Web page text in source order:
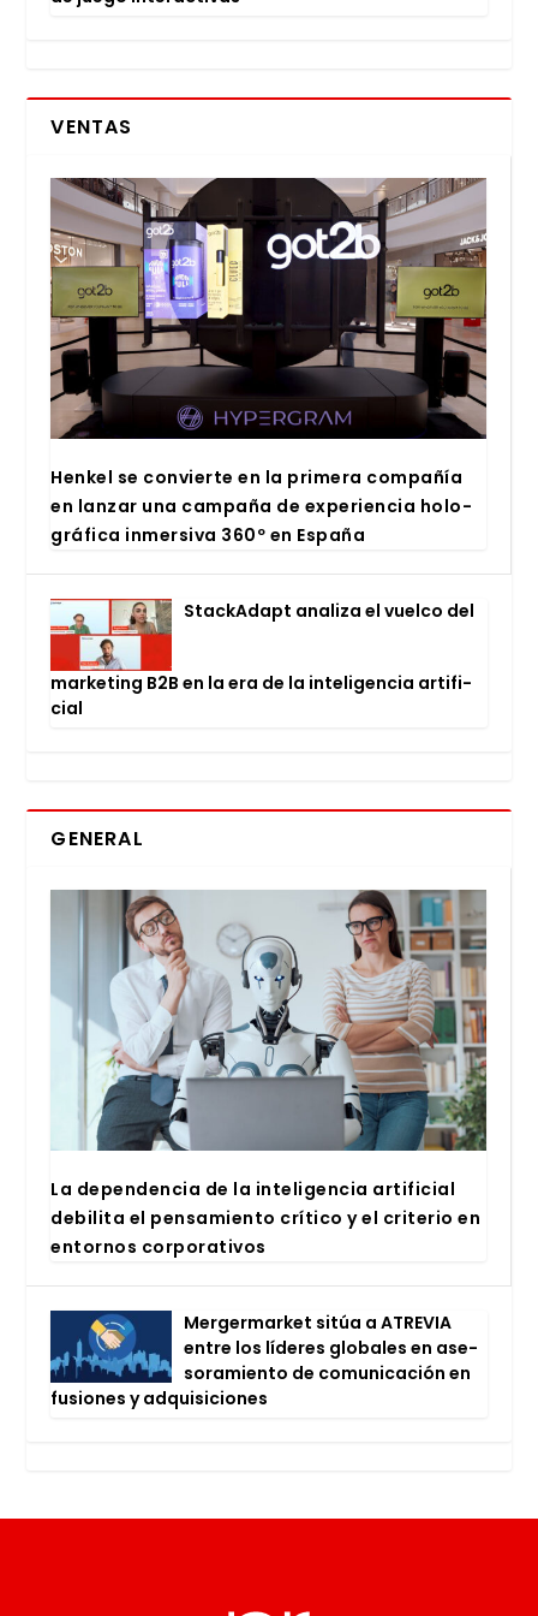
VENTAS
Hen­kel se con­vier­te en la pri­me­ra com­pa­ñía
en lan­zar una cam­pa­ña de expe­rien­cia holo­
grá­fi­ca inmer­si­va 360º en Espa­ña
Stac­kA­dapt ana­li­za el vuel­co del
mar­ke­ting B2B en la era de la inte­li­gen­cia arti­fi­
cial
GENERAL
La depen­den­cia de la inte­li­gen­cia arti­fi­cial
debi­li­ta el pen­sa­mien­to crí­ti­co y el cri­te­rio en
entor­nos cor­po­ra­ti­vos
Mer­ger­mar­ket sitúa a ATRE­VIA
entre los líde­res glo­ba­les en ase­
so­ra­mien­to de comu­ni­ca­ción en
fusio­nes y adqui­si­cio­nes